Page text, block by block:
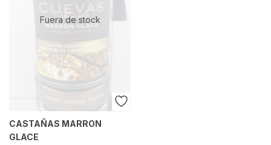
Fuera de stock
CASTAÑAS MARRON
GLACE